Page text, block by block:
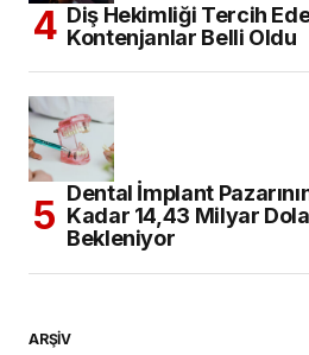
Diş Hekimliği Tercih
Kontenjanlar Belli Oldu
Dental İmplant
Kadar 14,43 Milyar
Bekleniyor
ARŞİV